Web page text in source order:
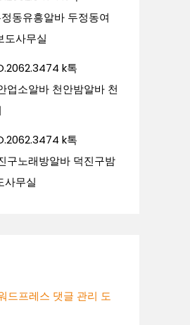
동유흥알바 두정동여
도사무실
k톡
소알바 천안밤알바 천
k톡
노래방알바 덕진구밤
사무실
드프레스 댓글 관리 도